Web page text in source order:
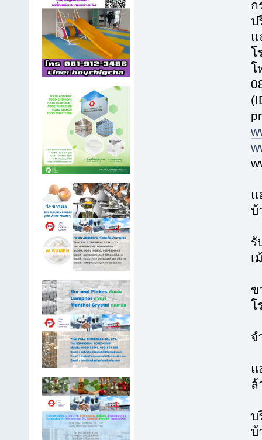
ก
ป
แ
โ
โ
แ
บ้
รั
เ
ข
โ
จ
แ
ล้
บ
บ้